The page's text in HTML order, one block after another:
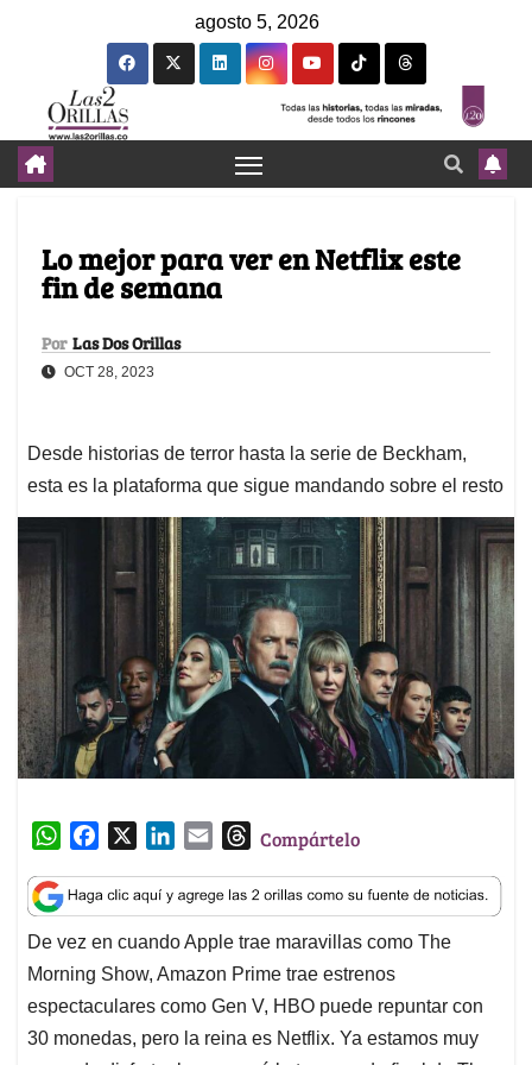
agosto 5, 2026
Lo mejor para ver en Netflix este
fin de semana
Por Las Dos Orillas
OCT 28, 2023
Desde historias de terror hasta la serie de Beckham,
esta es la plataforma que sigue mandando sobre el resto
W
a
t
s
A
p
p
c
e
b
o
o
k
n
k
e
d
I
n
a
i
l
T
r
e
a
d
s
Compártelo
De vez en cuando Apple trae maravillas como The
Morning Show, Amazon Prime trae estrenos
espectaculares como Gen V, HBO puede repuntar con
30 monedas, pero la reina es Netflix. Ya estamos muy